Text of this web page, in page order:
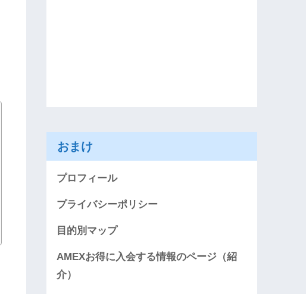
おまけ
プロフィール
プライバシーポリシー
目的別マップ
AMEXお得に入会する情報のページ（紹
介）